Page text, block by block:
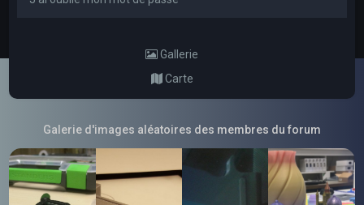
Gallerie
Carte
Galerie d'images aléatoires des membres du forum